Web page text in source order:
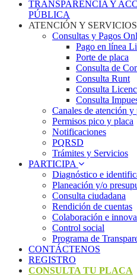
TRANSPARENCIA Y
PÚBLICA
ATENCIÓN Y
Consultas y Pagos
Pago en línea
Porte de placa
Consulta de
Consulta Runt
Consulta
Consulta
Canales de atención y
Permisos pico y placa
Notificaciones
PQRSD
Trámites y Servicios
PARTICIPA
Diagnóstico e
Planeación y/o
Consulta ciudadana
Rendición de cuentas
Colaboración e
Control social
Programa de
CONTÁCTENOS
REGISTRO
CONSULTA TU PLACA